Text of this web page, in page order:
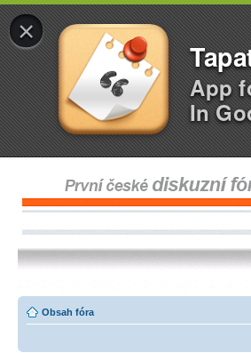
×
App
In
Obsah fóra